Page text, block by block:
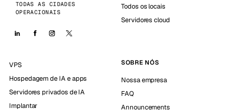
TODAS AS CIDADES
OPERACIONAIS
Todos os locais
Servidores cloud
VPS
Hospedagem de IA e apps
Servidores privados de IA
Implantar
SOBRE NÓS
Nossa empresa
FAQ
Announcements